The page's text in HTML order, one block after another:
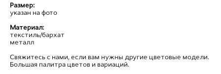
Размер:
указан на фото
Материал:
текстиль/бархат
металл
Свяжитесь с нами, если вам нужны другие цветовые модели.
Большая палитра цветов и вариаций.